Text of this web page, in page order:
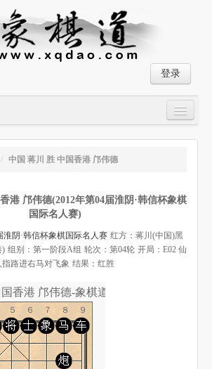
登录
/ 中国 蒋川 胜 中国香港 邝伟德
港 邝伟德(2012年第04届淮阴·韩信杯象棋
国际名人赛)
淮阴·韩信杯象棋国际名人赛 红方：蒋川(中国)黑
) 组别：第一阶段A组 轮次：第04轮 开局：E02 仙
指路进右马对飞象 结果：红胜
香港 邝伟德-象棋道
５６７８９